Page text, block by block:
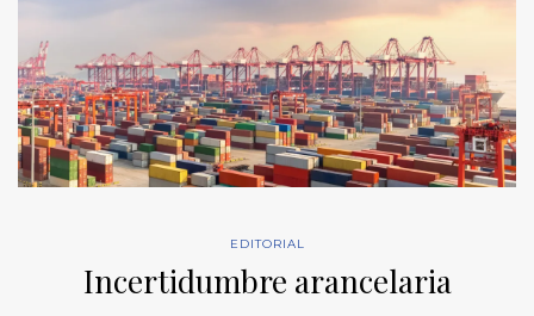
EDITORIAL
Incertidumbre arancelaria